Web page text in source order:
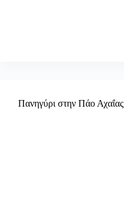
Πανηγύρι στην Πάο Αχαΐας